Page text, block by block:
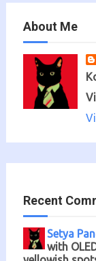
About Me
Recent
Setya
with